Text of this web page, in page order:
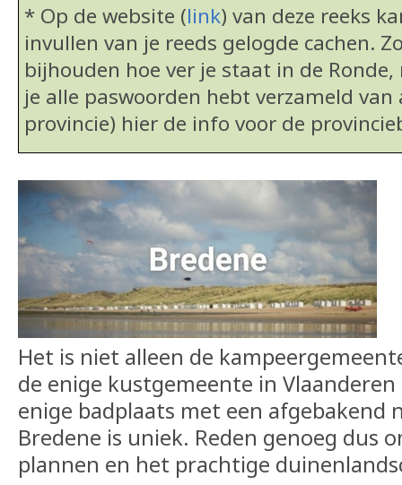
* Op de website (link) van deze reeks
invullen van je reeds gelogde cachen.
bijhouden hoe ver je staat in de
je alle paswoorden hebt verzameld
provincie) hier de info voor de
Het is niet alleen de
de enige kustgemeente in
enige badplaats met een afgebakend
Bredene is uniek. Reden genoeg dus
plannen en het prachtige